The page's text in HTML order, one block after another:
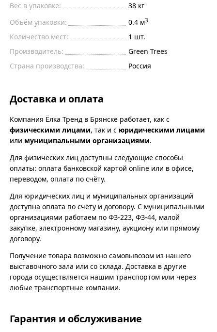
Вес в упаковке:
38 кг
Объём упаковки:
0.4 м3
Количество мест:
1 шт.
Производитель:
Green Trees
Страна производства:
Россия
Доставка и оплата
Компания Ёлка Тренд в Брянске работает, как с
физическими лицами, так и с юридическими лицами
или муниципальными организациями.
Для физических лиц доступны следующие способы
оплаты: оплата банковской картой online или в офисе,
переводом, оплата по счёту.
Для юридических лиц и муниципальных организаций
доступна оплата по счёту и договору. С муниципальными
организациями работаем по ФЗ-223, ФЗ-44, малой
закупке, электронному магазину, аукциону или прямому
договору.
Получение товара возможно самовывозом из нашего
выставочного зала или со склада. Доставка в другие
города осуществляется нашим транспортом или через
любые транспортные компании.
Гарантия и обслуживание